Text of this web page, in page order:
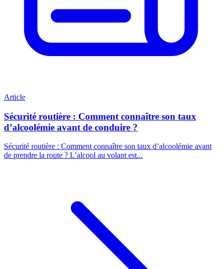
Article
Sécurité routière : Comment connaître son taux
d’alcoolémie avant de conduire ?
Sécurité routière : Comment connaître son taux d’alcoolémie avant
de prendre la route ? L’alcool au volant est...